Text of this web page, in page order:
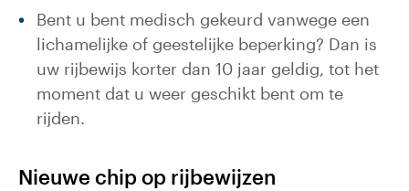
Bent u bent medisch gekeurd vanwege een
lichamelijke of geestelijke beperking? Dan is
uw rijbewijs korter dan 10 jaar geldig, tot het
moment dat u weer geschikt bent om te
rijden.
Nieuwe chip op rijbewijzen